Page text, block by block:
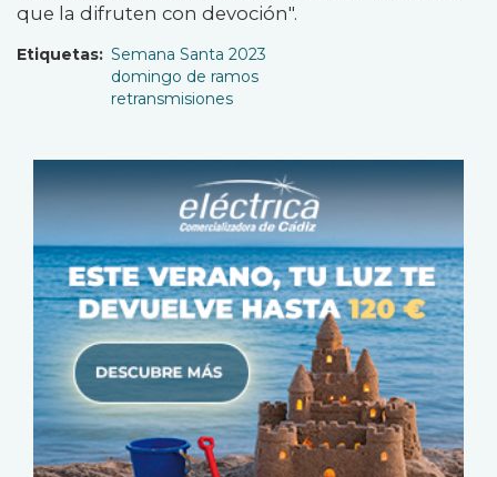
que la difruten con devoción".
Etiquetas
Semana Santa 2023
domingo de ramos
retransmisiones